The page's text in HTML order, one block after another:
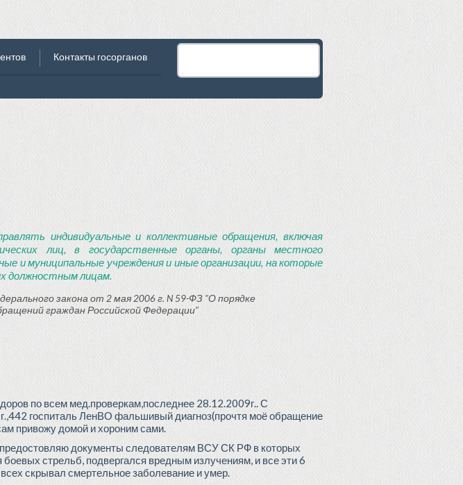
Контакты госорганов
индивидуальные и коллективные обращения, включая
лиц, в государственные органы, органы местного
и муниципальные учреждения и иные организации, на которые
должностным лицам.
закона от 2 мая 2006 г. N 59-ФЗ "О порядке
граждан Российской Федерации"
по всем мед.проверкам,последнее 28.12.2009г.. С
госпиталь ЛенВО фальшивый диагноз(прочтя моё обращение
привожу домой и хороним сами.
документы следователям ВСУ СК РФ в которых
стрельб, подвергался вредным излучениям, и все эти 6
скрывал смертельное заболевание и умер.